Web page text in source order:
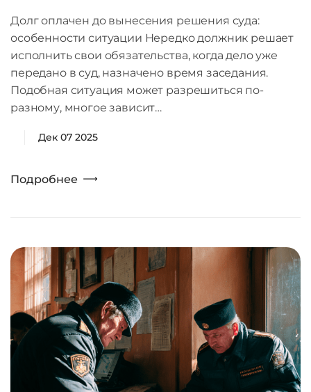
Долг оплачен до вынесения решения суда:
особенности ситуации Нередко должник решает
исполнить свои обязательства, когда дело уже
передано в суд, назначено время заседания.
Подобная ситуация может разрешиться по-
разному, многое зависит…
Дек 07 2025
Подробнее